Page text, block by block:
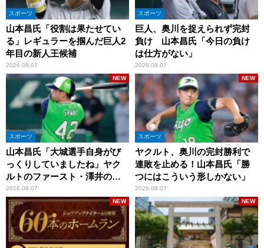
スポーツ
山本昌氏「役割は果たせてい
る」レギュラーを掴んだ巨人2
年目の新人王候補
2026.08.07
スポーツ
巨人、奥川を捉えられず完封
負け 山本昌氏「今日の負け
は仕方がない」
2026.08.07
スポーツ
山本昌氏「大城選手自身がび
っくりしていましたね」ヤク
ルトのファースト・澤井の判
断を評価
2026.08.07
NEW
スポーツ
ヤクルト、奥川の完封勝利で
連敗を止める！山本昌氏「勝
つにはこういう形しかない」
2026.08.07
NEW
NEW NEW